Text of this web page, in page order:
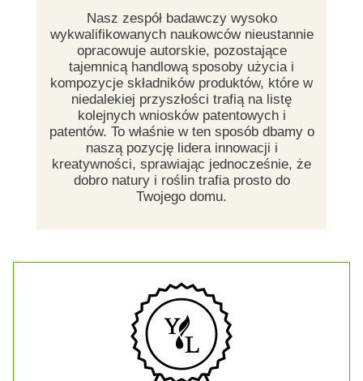
Nasz zespół badawczy wysoko
wykwalifikowanych naukowców nieustannie
opracowuje autorskie, pozostające
tajemnicą handlową sposoby użycia i
kompozycje składników produktów, które w
niedalekiej przyszłości trafią na listę
kolejnych wniosków patentowych i
patentów. To właśnie w ten sposób dbamy o
naszą pozycję lidera innowacji i
kreatywności, sprawiając jednocześnie, że
dobro natury i roślin trafia prosto do
Twojego domu.